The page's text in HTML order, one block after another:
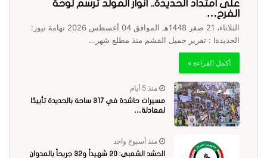
على امتداد الحديدة.. أنوار المولد ترسم لوحة
الفرح…
الثلاثاء، 21 صفر 1448هـ الموافق 04 أغسطس 2026 تهامة نيوز:
الحديدةl : تقرير جميل القشم منذ مطلع شهر…
أكمل القراءة »
منذ 5 أيام
مسيرات حاشدة في 317 ساحة بالحديدة تأييدًا
لمعادلة…
منذ أسبوع واحد
الحشد الشعبي: 20 شهيداً و32 جريحاً بالعدوان